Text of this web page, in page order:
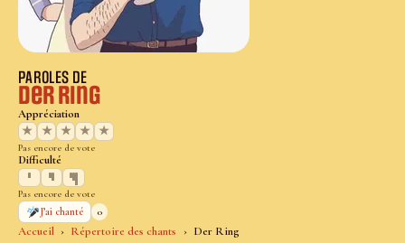
Accueil Répertoire des chants Der Ring
PAROLES DE
Der Ring
Appréciation
★
★ ★ ★ ★
Pas encore de vote
Difficulté
Pas encore de vote
J’ai chanté
0